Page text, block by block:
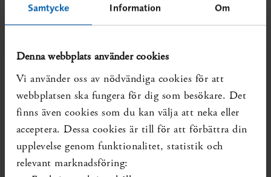
Samtycke Information Om
Denna webbplats använder cookies
Vi använder oss av nödvändiga cookies för att
webbplatsen ska fungera för dig som besökare. Det
finns även cookies som du kan välja att neka eller
acceptera. Dessa cookies är till för att förbättra din
upplevelse genom funktionalitet, statistik och
relevant marknadsföring:
Träningsprogrammen genomfördes under medicinsk
ergometercykling och promenader. Träningspassen
upprepades 2–3 gånger per vecka och pågick mellan 1
och 6 månader. Som effektmått användes förändring i
fysisk prestationsförmåga, livskvalitet, sjuklighet och
dödlighet. I samtliga studier fann man att patienternas
fysiska prestationsförmåga ökade med mellan 20 och 38
procent. I sex av de nio studier där livskvalitet studerats
visades en förbättrad livskvalitet i träningsgruppen